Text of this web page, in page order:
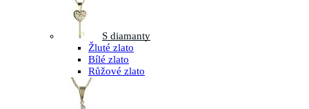
S diamanty
Žluté zlato
Bílé zlato
Růžové zlato